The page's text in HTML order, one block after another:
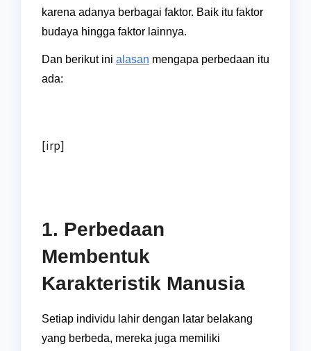
karena adanya berbagai faktor. Baik itu faktor
budaya hingga faktor lainnya.
Dan berikut ini alasan mengapa perbedaan itu
ada:
[irp]
1. Perbedaan
Membentuk
Karakteristik Manusia
Setiap individu lahir dengan latar belakang
yang berbeda, mereka juga memiliki